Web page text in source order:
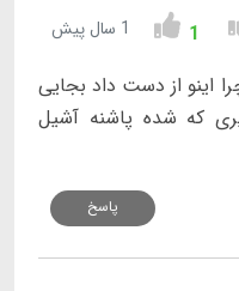
1 1 سال پیش
اینو از دست داد بجایی
که شده پاشنه آشیل
پاسخ